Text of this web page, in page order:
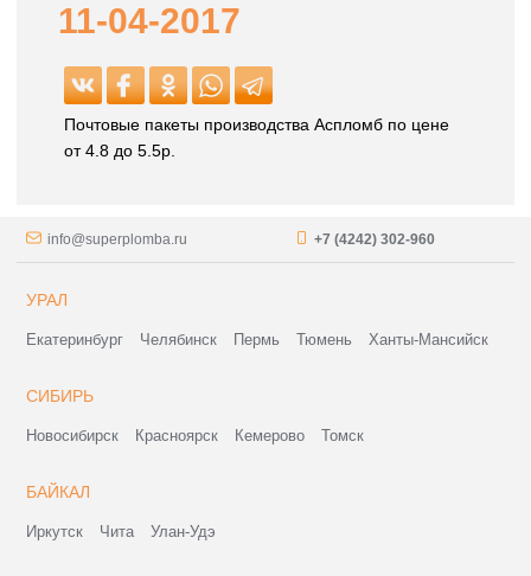
11-04-2017
Почтовые пакеты производства Аспломб по цене
от 4.8 до 5.5р.
info@superplomba.ru +7 (4242) 302-960
УРАЛ
Екатеринбург Челябинск Пермь Тюмень Ханты-Мансийск
СИБИРЬ
Новосибирск Красноярск Кемерово Томск
БАЙКАЛ
Иркутск Чита Улан-Удэ